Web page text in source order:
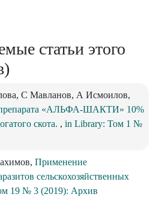
статьи этого
С Мавланов, А Исмоилов,
препарата «АЛЬФА-ШАКТИ» 10%
скота. , in Library: Том 1 №
Применение
сельскохозяйственных
19 № 3 (2019): Архив